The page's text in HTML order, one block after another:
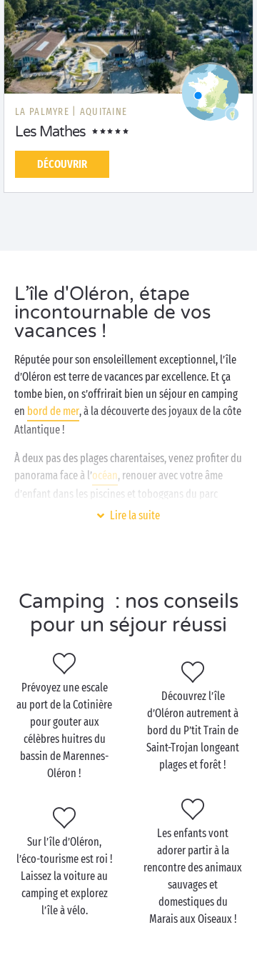
LA PALMYRE | AQUITAINE
Les Mathes
DÉCOUVRIR
L’île d'Oléron, étape
incontournable de vos
vacances !
Réputée pour son ensoleillement exceptionnel, l’île
d’Oléron est terre de vacances par excellence. Et ça
tombe bien, on s’offrirait bien un séjour en camping
en bord de mer, à la découverte des joyaux de la côte
Atlantique !
À deux pas des plages charentaises, venez profiter du
panorama face à l’océan, renouer avec votre âme
d’enfant dans les piscines et toboggans du parc
aquatique, et lâcher prise sur nos terrains de sport
lunettes de soleil sur le nez, vous êtes fin prêts pour
explorer l’île d’Oléron dans ses moindres recoins.
Ouvrez grands les yeux et laissez la magie opérer !
Visitez l’île d’Oléron en
famille
Si l’île d’Oléron a le pouvoir de séduire toutes les
générations, les enfants y sont les héros de toutes
Fort Boyard
aventurez-vous à vélo à travers les pins de la forêt
d’Oléron, jouez les surfeurs en herbe sur les plages
de la côte ouest… Découvrez les mille et une façons
de savourer lesvacances en famillesur l’île
d’Oléron !
De retour au camping, le divertissement continue :
Lire la suite
Camping : nos conseils
pour un séjour réussi
Prévoyez une escale
au port de la Cotinière
pour gouter aux
célèbres huitres du
bassin de Marennes-
Oléron !
Découvrez l’île
d’Oléron autrement à
bord du P’tit Train de
Saint-Trojan longeant
plages et forêt !
Sur l’île d’Oléron,
l’éco-tourisme est roi !
Laissez la voiture au
camping et explorez
l’île à vélo.
Les enfants vont
adorer partir à la
rencontre des animaux
sauvages et
domestiques du
Marais aux Oiseaux !